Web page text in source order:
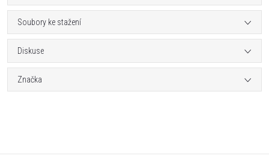
Soubory ke stažení
Diskuse
Značka